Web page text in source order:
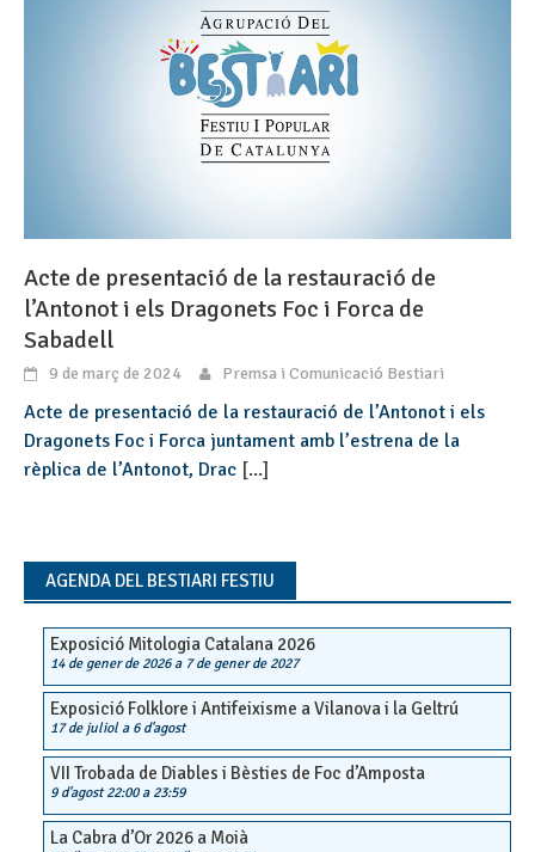
Acte de presentació de la restauració de
l’Antonot i els Dragonets Foc i Forca de
Sabadell
9 de març de 2024 Premsa i Comunicació Bestiari
Acte de presentació de la restauració de l’Antonot i els
Dragonets Foc i Forca juntament amb l’estrena de la
rèplica de l’Antonot, Drac [...]
AGENDA DEL BESTIARI FESTIU
Exposició Mitologia Catalana 2026
14 de gener de 2026a 7 de gener de 2027
Exposició Folklore i Antifeixisme a Vilanova i la Geltrú
17 de juliola 6 d'agost
VII Trobada de Diables i Bèsties de Foc d’Amposta
9 d'agost 22:00a 23:59
La Cabra d’Or 2026 a Moià